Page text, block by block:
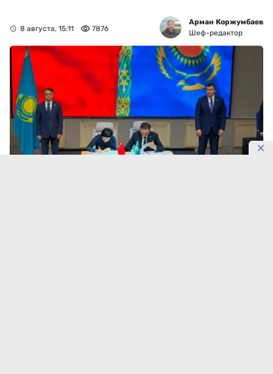
8 августа, 15:11 7876
Арман Коржумбаев
Шеф-редактор